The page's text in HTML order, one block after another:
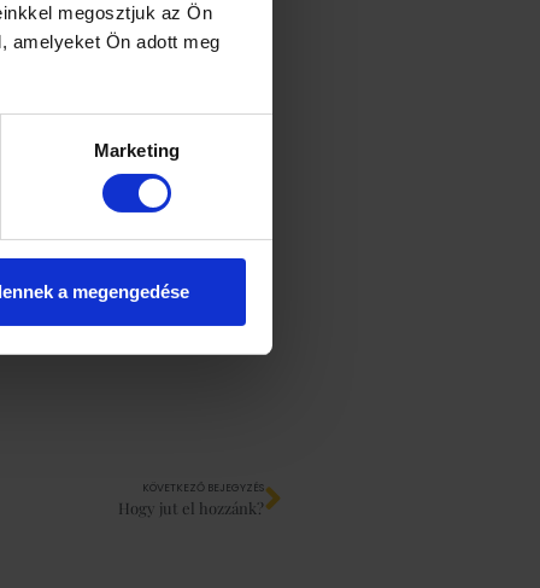
megosztjuk az Ön
amelyeket Ön adott meg
Marketing
a megengedése
képzik magukat,
vagy babavárásról,
sajnos a rossz
a vizsgálatok előtt,
KÖVETKEZŐ BEJEGYZÉS
Hogy jut el hozzánk?